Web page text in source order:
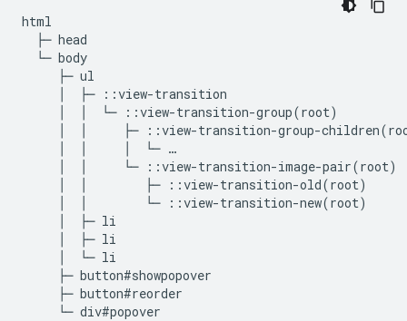
html
  ├─ head
  └─ body
     ├─ ul
     │  ├─ ::view-transition
     │  │  └─ ::view-transition-group(root)
│  │     ├─ ::view-transition-group-
     │  │     │  └─ …
     │  │     └─ ::view-transition-image-pair(root)
     │  │        ├─ ::view-transition-old(root)
     │  │        └─ ::view-transition-new(root)
     │  ├─ li
     │  ├─ li
     │  └─ li
     ├─ button#showpopover
     ├─ button#reorder
     └─ div#popover